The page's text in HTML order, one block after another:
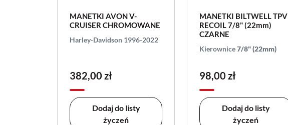
MANETKI AVON V-
CRUISER CHROMOWANE
Harley-Davidson 1996-2022
382,00 zł
Dodaj do listy
życzeń
MANETKI BILTWELL TPV
RECOIL 7/8" (22mm)
CZARNE
Kierownice7/8" (22mm)
98,00 zł
Dodaj do listy
życzeń